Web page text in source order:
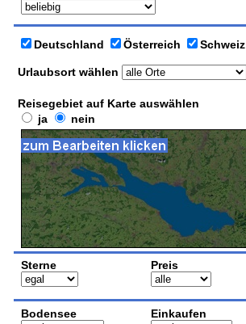
Urlaubsort wählen
Deutschland Österreich Schweiz
Reisegebiet auf Karte auswählen
ja
nein
Sterne Preis
Bodensee Einkaufen